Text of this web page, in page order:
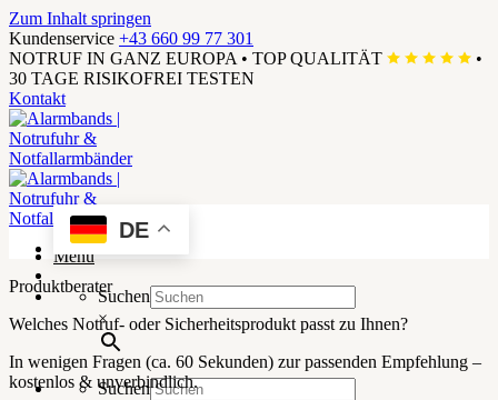
Zum Inhalt springen
Kundenservice +43 660 99 77 301
NOTRUF IN GANZ EUROPA • TOP QUALITÄT
•
30 TAGE RISIKOFREI TESTEN
Kontakt
Menü
Suchen
×
Suchen
DE
Produktberater
Welches Notruf- oder Sicherheitsprodukt passt zu Ihnen?
In wenigen Fragen (ca. 60 Sekunden) zur passenden Empfehlung –
kostenlos & unverbindlich.